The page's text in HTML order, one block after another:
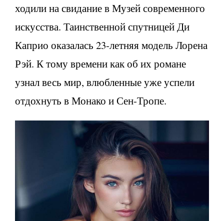
ходили на свидание в Музей современного
искусства. Таинственной спутницей Ди
Каприо оказалась 23-летняя модель Лорена
Рэй. К тому времени как об их романе
узнал весь мир, влюбленные уже успели
отдохнуть в Монако и Сен-Тропе.